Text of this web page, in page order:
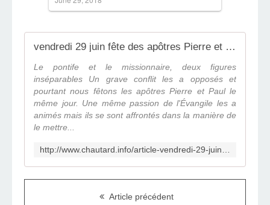
vendredi 29 juin fête des apôtres Pierre et Paul - Journal de Denis Chautard
Le pontife et le missionnaire, deux figures
inséparables Un grave conflit les a opposés et
pourtant nous fêtons les apôtres Pierre et Paul le
même jour. Une même passion de l'Évangile les a
animés mais ils se sont affrontés dans la manière de
le mettre...
http://www.chautard.info/article-vendredi-29-juin-fete-des-apotres-pierre-et-paul-107495167.html
Article précédent